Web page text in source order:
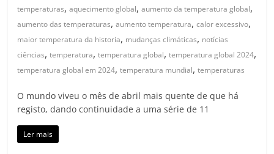
temperaturas,aquecimento global,aumento da temperatura global,
aumento das temperaturas,aumento temperatura,calor excessivo,
maior temperatura da historia, mudanças climáticas, notícias
ciências,temperatura,temperatura global,temperatura global 2024,
temperatura global em 2024,temperatura mundial,temperaturas
O mundo viveu o mês de abril mais quente de que há
registo, dando continuidade a uma série de 11
Ler mais